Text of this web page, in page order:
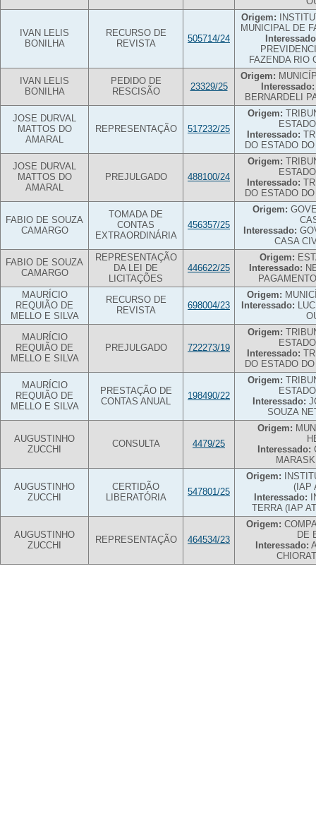
IVAN LELIS
BONILHA
RECURSO DE
REVISTA
505714/24
Origem:
MUNICIPAL DE
FAZENDA RIO
IVAN LELIS
BONILHA
PEDIDO DE
RESCISÃO
23329/25
Origem:
Interessado:
BERNARDELI
JOSE DURVAL
MATTOS DO
AMARAL
REPRESENTAÇÃO 517232/25
Origem:
Interessado:
DO ESTADO
JOSE DURVAL
MATTOS DO
AMARAL
PREJULGADO 488100/24
Origem:
Interessado:
DO ESTADO
FABIO DE SOUZA
CAMARGO
TOMADA DE
CONTAS
EXTRAORDINÁRIA
456357/25
Origem:
Interessado:
CASA
FABIO DE SOUZA
CAMARGO
REPRESENTAÇÃO
DA LEI DE
LICITAÇÕES
446622/25
Origem:
Interessado:
MAURÍCIO
REQUIÃO DE
MELLO E SILVA
RECURSO DE
REVISTA
698004/23
Origem:
Interessado:
MAURÍCIO
REQUIÃO DE
MELLO E SILVA
PREJULGADO 722273/19
Origem:
Interessado:
DO ESTADO
MAURÍCIO
REQUIÃO DE
MELLO E SILVA
PRESTAÇÃO DE
CONTAS ANUAL
198490/22
Origem:
Interessado:
SOUZA
AUGUSTINHO
ZUCCHI
CONSULTA 4479/25
Origem:
Interessado:
AUGUSTINHO
ZUCCHI
CERTIDÃO
LIBERATÓRIA
547801/25
Origem:
(IAP
Interessado:
TERRA (IAP
AUGUSTINHO
ZUCCHI
REPRESENTAÇÃO 464534/23
Origem:
DE
Interessado: